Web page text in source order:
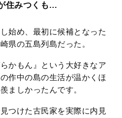
住みつくも…
始め、最初に候補となった
県の五島列島だった。
かもん』という大好きなア
作中の島の生活が温かくほ
ましかったんです。
つけた古民家を実際に内見